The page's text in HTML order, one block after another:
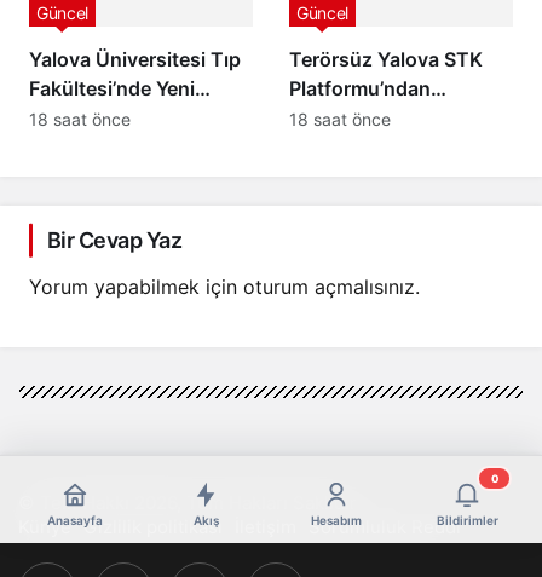
Yalova Üniversitesi Tıp
Fakültesi’nde Yeni
Dönem Başlıyor:
Güncel
18 saat önce
Terörsüz Yalova STK
Platformu’ndan
“Terörsüz Türkiye”
Güncel
18 saat önce
Bir Cevap Yaz
Yorum yapabilmek için oturum açmalısınız.
Anasayfa Akış Hesabım Bildirimler
0
© Telif Hakkı 2026, Tüm Hakları Saklıdır
Künye Gizlilik politikası Sorumluluk Reddi